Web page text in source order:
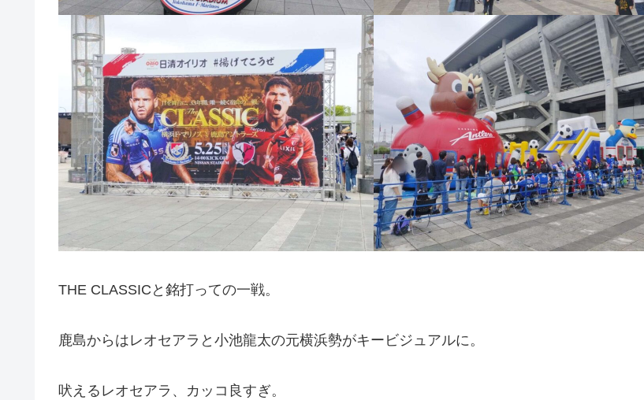
THE CLASSICと銘打っての一戦。
鹿島からはレオセアラと小池龍太の元横浜勢がキービジュアルに。
吠えるレオセアラ、カッコ良すぎ。